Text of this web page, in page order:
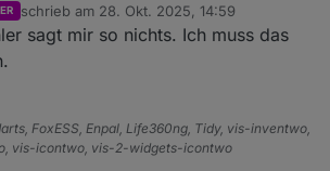
script und deine Arbeit
kleines Problem mit den icons, beim
Neustart des Scriptes sind die Icons wieder
schrieb am 28. Okt. 2025, 14:59
zuletzt editiert von
sagt mir so nichts. Ich muss das
FoxESS, Enpal, Life360ng, Tidy, vis-inventwo,
vis-icontwo, vis-2-widgets-icontwo